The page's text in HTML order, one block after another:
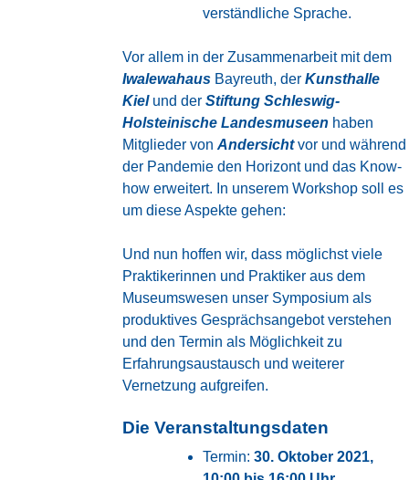
verständliche Sprache.
Vor allem in der Zusammenarbeit mit dem
Iwalewahaus Bayreuth, derKunsthalle
Kielund derStiftung Schleswig-
Holsteinische Landesmuseen haben
Mitglieder vonAndersichtvor und während
der Pandemie den Horizont und das Know-
how erweitert. In unserem Workshop soll es
um diese Aspekte gehen:
Und nun hoffen wir, dass möglichst viele
Praktikerinnen und Praktiker aus dem
Museumswesen unser Symposium als
produktives Gesprächsangebot verstehen
und den Termin als Möglichkeit zu
Erfahrungsaustausch und weiterer
Vernetzung aufgreifen.
Die Veranstaltungsdaten
Termin:30. Oktober 2021,